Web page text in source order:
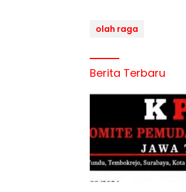
olah raga
Berita Terbaru